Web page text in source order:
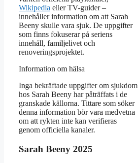
Wikipedia eller TV-guider –
innehåller information om att Sarah
Beeny skulle vara sjuk. De uppgifter
som finns fokuserar på seriens
innehåll, familjelivet och
renoveringsprojektet.
Information om hälsa
Inga bekräftade uppgifter om sjukdom
hos Sarah Beeny har påträffats i de
granskade källorna. Tittare som söker
denna information bör vara medvetna
om att rykten inte kan verifieras
genom officiella kanaler.
Sarah Beeny 2025